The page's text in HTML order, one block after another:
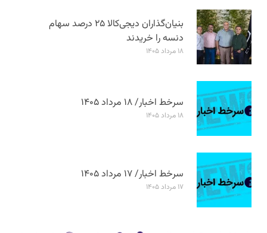
بنیان‌گذاران دیجی‌کالا ۲۵ درصد سهام
دنسه را خریدند
۱۸ مرداد ۱۴۰۵
سرخط اخبار/ ۱۸ مرداد ۱۴۰۵
۱۸ مرداد ۱۴۰۵
سرخط اخبار/ ۱۷ مرداد ۱۴۰۵
۱۷ مرداد ۱۴۰۵